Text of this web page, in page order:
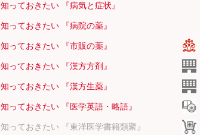
知っておきたい 『病気と症状』
知っておきたい 『病院の薬』
知っておきたい 『市販の薬』
知っておきたい 『漢方方剤』
知っておきたい 『漢方生薬』
知っておきたい 『医学英語・略語』
知っておきたい 『東洋医学書籍類聚』